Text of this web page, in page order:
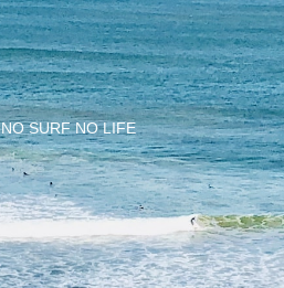
NO SURF NO LIFE